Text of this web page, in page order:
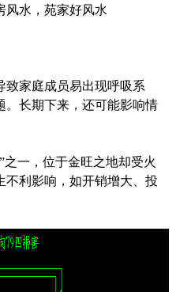
风水，苑家好风水
致家庭成员易出现呼吸系
。长期下来，还可能影响情
之一，位于金旺之地却受火
不利影响，如开销增大、投